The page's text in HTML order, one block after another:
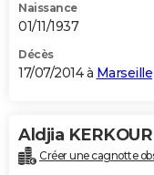
Naissance
01/11/1937
Décès
17/07/2014 à Marseille
Aldjia KERKOUR
Créer une cagnotte